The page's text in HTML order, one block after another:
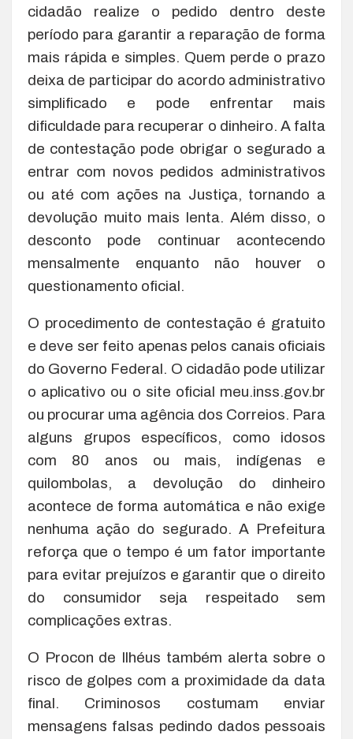
cidadão realize o pedido dentro deste
período para garantir a reparação de forma
mais rápida e simples. Quem perde o prazo
deixa de participar do acordo administrativo
simplificado e pode enfrentar mais
dificuldade para recuperar o dinheiro. A falta
de contestação pode obrigar o segurado a
entrar com novos pedidos administrativos
ou até com ações na Justiça, tornando a
devolução muito mais lenta. Além disso, o
desconto pode continuar acontecendo
mensalmente enquanto não houver o
questionamento oficial.
O procedimento de contestação é gratuito
e deve ser feito apenas pelos canais oficiais
do Governo Federal. O cidadão pode utilizar
o aplicativo ou o site oficial meu.inss.gov.br
ou procurar uma agência dos Correios. Para
alguns grupos específicos, como idosos
com 80 anos ou mais, indígenas e
quilombolas, a devolução do dinheiro
acontece de forma automática e não exige
nenhuma ação do segurado. A Prefeitura
reforça que o tempo é um fator importante
para evitar prejuízos e garantir que o direito
do consumidor seja respeitado sem
complicações extras.
O Procon de Ilhéus também alerta sobre o
risco de golpes com a proximidade da data
final. Criminosos costumam enviar
mensagens falsas pedindo dados pessoais